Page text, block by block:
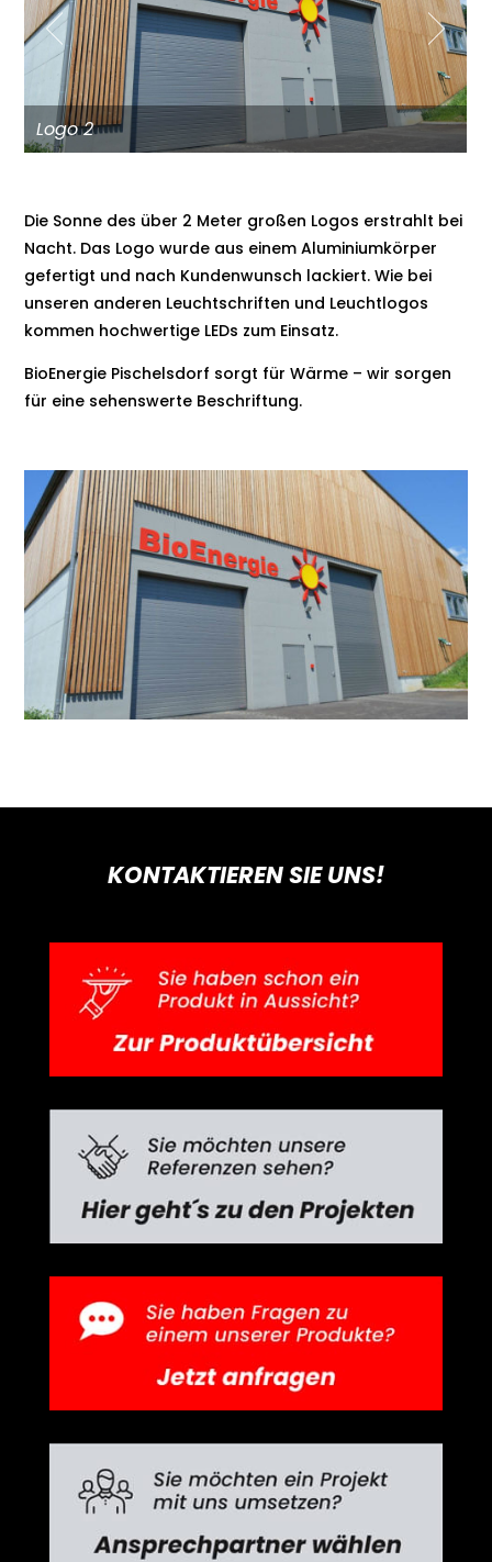
Logo 2
Die Sonne des über 2 Meter großen Logos erstrahlt bei
Nacht. Das Logo wurde aus einem Aluminiumkörper
gefertigt und nach Kundenwunsch lackiert. Wie bei
unseren anderen Leuchtschriften und Leuchtlogos
kommen hochwertige LEDs zum Einsatz.
BioEnergie Pischelsdorf sorgt für Wärme – wir sorgen
für eine sehenswerte Beschriftung.
KONTAKTIEREN SIE UNS!